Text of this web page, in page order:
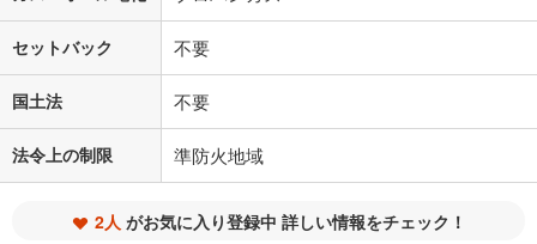
セットバック 不要
国土法 不要
法令上の制限 準防火地域
2人 がお気に入り登録中 詳しい情報をチェック！